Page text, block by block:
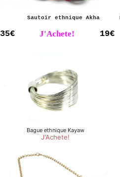
Sautoir ethnique Akha
35€ J'Achete! 19€